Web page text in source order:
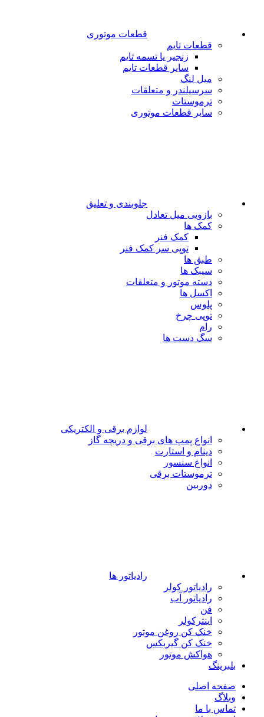
قطعات موتوری
قطعات تایم
زنجیر یا تسمه تایم
سایر قطعات تایم
میل لنگ
سرسیلندر و متعلقات
ترموستات
سایر قطعات موتوری
جلوبندی و تعلیق
بازویی میل تعادل
کمک ها
کمک فنر
توپی سر کمک فنر
طبق ها
سیبک ها
دسته موتور و متعلقات
اکسل ها
پلوس
توپی چرخ
رام
سگ دست ها
لوازم برقی و الکتریکی
انواع پمپ های برقی و دریچه گاز
دینام و استارت
انواع سنسور
ترموستات برقی
دوربین
رادیاتور ها
رادیاتور کولر
رادیاتور آب
فن
اینترکولر
خنک کن روغن موتور
خنک کن گیربکس
هواکش موتور
بلبرینگ
صفحه اصلی
وبلاگ
تماس با ما